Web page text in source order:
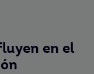
en el